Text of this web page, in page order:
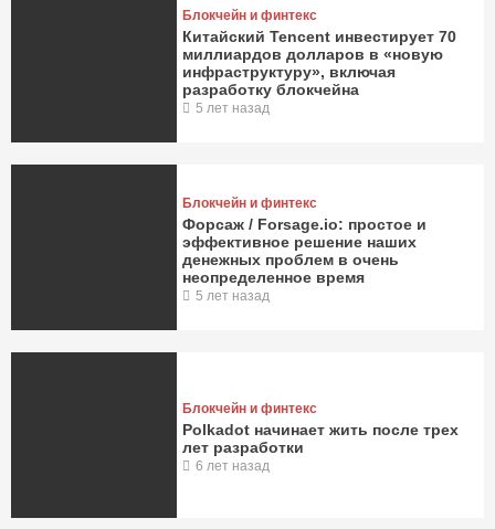
Блокчейн и финтекс
Китайский Tencent инвестирует 70
миллиардов долларов в «новую
инфраструктуру», включая
разработку блокчейна
5 лет назад
Блокчейн и финтекс
Форсаж / Forsage.io: простое и
эффективное решение наших
денежных проблем в очень
неопределенное время
5 лет назад
Блокчейн и финтекс
Polkadot начинает жить после трех
лет разработки
6 лет назад